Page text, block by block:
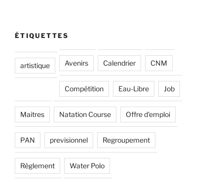
ÉTIQUETTES
artistique Avenirs Calendrier CNM
Compétition Eau-Libre Job
Maitres Natation Course Offre d'emploi
PAN previsionnel Regroupement
Règlement Water Polo